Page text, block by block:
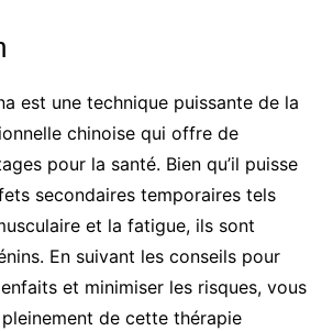
est une technique puissante de la
chinoise qui offre de
pour la santé. Bien qu’il puisse
secondaires temporaires tels
et la fatigue, ils sont
En suivant les conseils pour
et minimiser les risques, vous
de cette thérapie